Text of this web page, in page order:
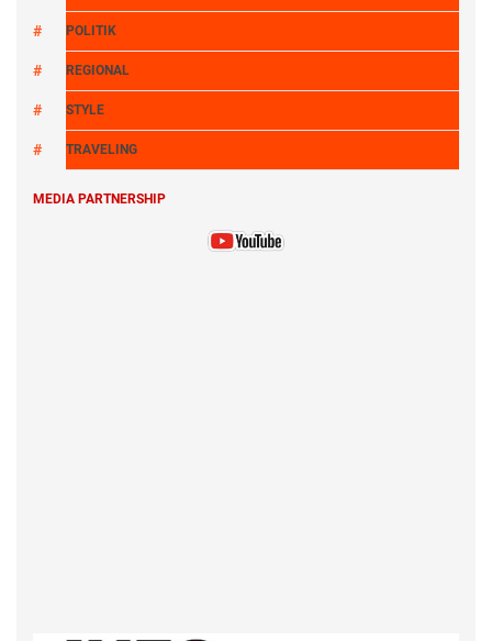
POLITIK
REGIONAL
STYLE
TRAVELING
MEDIA PARTNERSHIP